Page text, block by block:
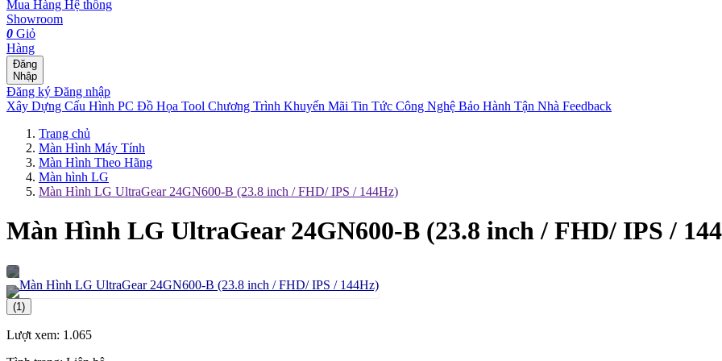
Mua Hàng Hệ thống
Showroom
0 Giỏ
Hàng
Đăng
Nhập
Đăng ký Đăng nhập
Xây Dựng Cấu Hình PC Đồ Họa Tool Chương Trình Khuyến Mãi Tin Tức Công Nghệ Bảo Hành Tận Nhà Feedback
Trang chủ
Màn Hình Máy Tính
Màn Hình Theo Hãng
Màn hình LG
Màn Hình LG UltraGear 24GN600-B (23.8 inch / FHD/ IPS / 144Hz)
Màn Hình LG UltraGear 24GN600-B (23.8 inch / FHD/ IPS /
(1)
Lượt xem: 1.065